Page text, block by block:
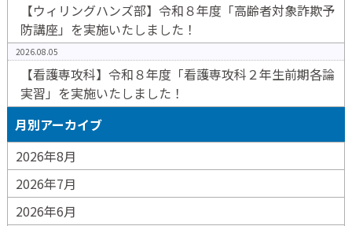
【ウィリングハンズ部】令和８年度「高齢者対象詐欺予
防講座」を実施いたしました！
2026.08.05
【看護専攻科】令和８年度「看護専攻科２年生前期各論
実習」を実施いたしました！
月別アーカイブ
2026年8月
2026年7月
2026年6月